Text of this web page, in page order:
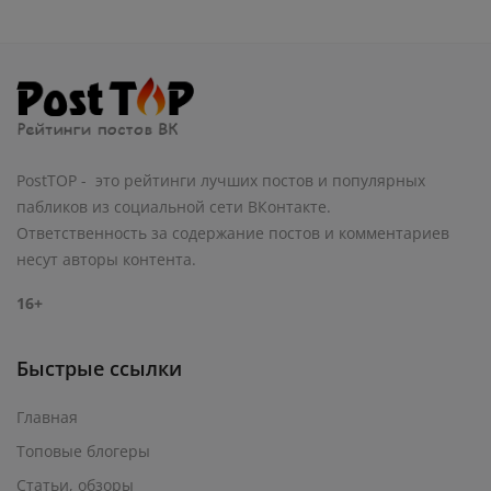
PostTOP - это рейтинги лучших постов и популярных
пабликов из социальной сети ВКонтакте.
Ответственность за содержание постов и комментариев
несут авторы контента.
16+
Быстрые ссылки
Главная
Топовые блогеры
Статьи, обзоры